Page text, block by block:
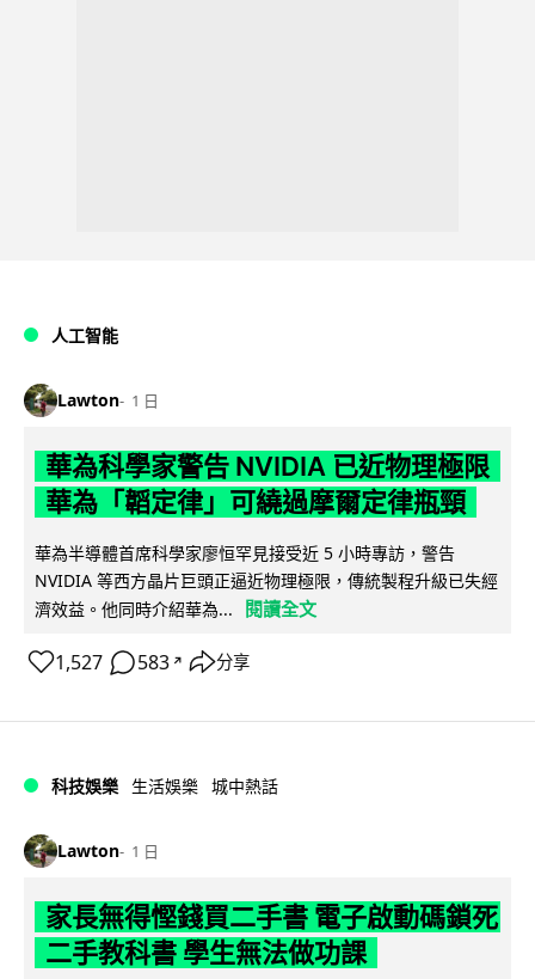
人工智能
Lawton 1 日
華為科學家警告 NVIDIA 已近物理極限
華為「韜定律」可繞過摩爾定律瓶頸
華為半導體首席科學家廖恒罕見接受近 5 小時專訪，警告
NVIDIA 等西方晶片巨頭正逼近物理極限，傳統製程升級已失經
濟效益。他同時介紹華為...
閱讀全文
1,527 583 ↗ 分享
科技娛樂 生活娛樂 城中熱話
Lawton 1 日
家長無得慳錢買二手書 電子啟動碼鎖死
二手教科書 學生無法做功課